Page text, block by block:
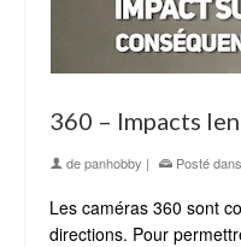
360 – Impacts
depanhobby | Posté
Les caméras 360 sont
directions. Pour